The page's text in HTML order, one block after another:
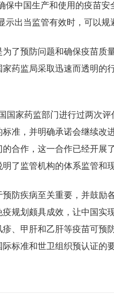
保中国生产和使用的疫苗安
示出当监管有效时，可以规
了预防问题和确保疫苗质
药监局采取迅速而透明的
国家药监部门进行过两次
准，并明确承诺会继续改
合作，这一合作已经开展
了监管机构的体系监管和
防疾病至关重要，并鼓励
规划颇具成效，让中国实
、甲肝和乙肝等疫苗可预
标准和世卫组织预认证的要